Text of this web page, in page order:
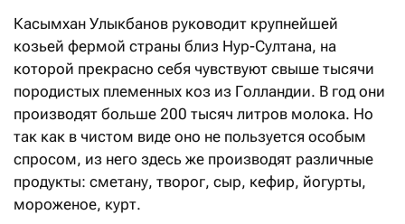
Касымхан Улыкбанов руководит крупнейшей
козьей фермой страны близ Нур-Султана, на
которой прекрасно себя чувствуют свыше тысячи
породистых племенных коз из Голландии. В год они
производят больше 200 тысяч литров молока. Но
так как в чистом виде оно не пользуется особым
спросом, из него здесь же производят различные
продукты: сметану, творог, сыр, кефир, йогурты,
мороженое, курт.